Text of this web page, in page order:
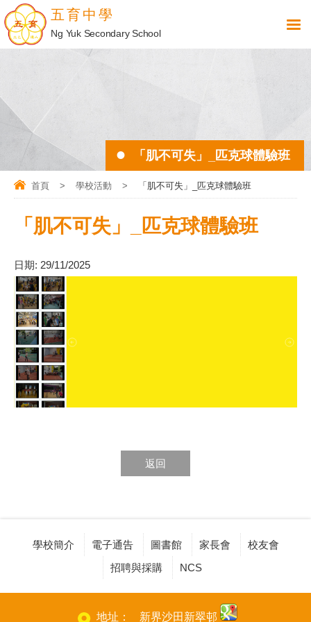
五育中學
Ng Yuk Secondary School
「肌不可失」_匹克球體驗班
首頁 > 學校活動 > 「肌不可失」_匹克球體驗班
「肌不可失」_匹克球體驗班
日期: 29/11/2025
返回
學校簡介 電子通告 圖書館 家長會
校友會
招聘與採購
NCS
地址： 新界沙田新翠邨